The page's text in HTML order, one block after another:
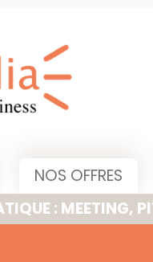
NOS OFFRES
PITCH &